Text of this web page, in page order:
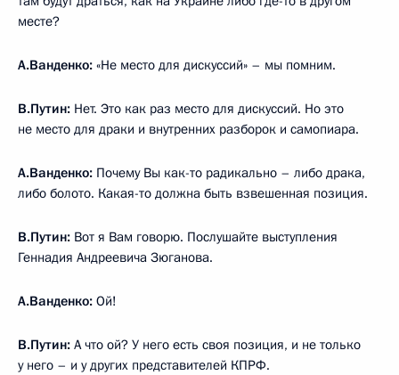
месте?
А.Ванденко: «Не место для дискуссий» – мы помним.
В.Путин: Нет. Это как раз место для дискуссий. Но это
не место для драки и внутренних разборок и самопиара.
А.Ванденко: Почему Вы как-то радикально – либо драка,
либо болото. Какая-то должна быть взвешенная позиция.
В.Путин: Вот я Вам говорю. Послушайте выступления
Геннадия Андреевича Зюганова.
А.Ванденко: Ой!
В.Путин: А что ой? У него есть своя позиция, и не только
у него – и у других представителей КПРФ.